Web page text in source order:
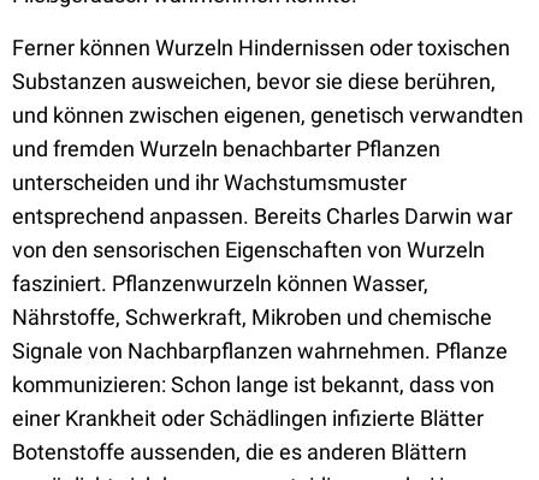
Ferner können Wurzeln Hindernissen oder toxischen
Substanzen ausweichen, bevor sie diese berühren,
und können zwischen eigenen, genetisch verwandten
und fremden Wurzeln benachbarter Pflanzen
unterscheiden und ihr Wachstumsmuster
entsprechend anpassen. Bereits Charles Darwin war
von den sensorischen Eigenschaften von Wurzeln
fasziniert. Pflanzenwurzeln können Wasser,
Nährstoffe, Schwerkraft, Mikroben und chemische
Signale von Nachbarpflanzen wahrnehmen. Pflanze
kommunizieren: Schon lange ist bekannt, dass von
einer Krankheit oder Schädlingen infizierte Blätter
Botenstoffe aussenden, die es anderen Blättern